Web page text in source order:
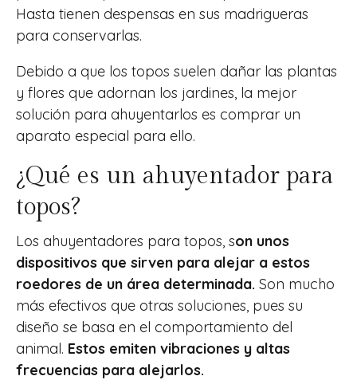
Hasta tienen despensas en sus madrigueras
para conservarlas.
Debido a que los topos suelen dañar las plantas
y flores que adornan los jardines, la mejor
solución para ahuyentarlos es comprar un
aparato especial para ello.
¿Qué es un ahuyentador para
topos?
Los ahuyentadores para topos, son unos
dispositivos que sirven para alejar a estos
roedores de un área determinada. Son mucho
más efectivos que otras soluciones, pues su
diseño se basa en el comportamiento del
animal. Estos emiten vibraciones y altas
frecuencias para alejarlos.